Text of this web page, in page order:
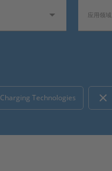
应用领域
Charging Technologies